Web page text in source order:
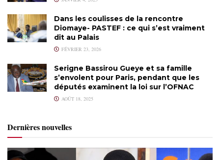
Dans les coulisses de la rencontre
Diomaye- PASTEF : ce qui s’est vraiment
dit au Palais
FÉVRIER 23, 2026
Serigne Bassirou Gueye et sa famille
s’envolent pour Paris, pendant que les
députés examinent la loi sur l’OFNAC
AOÛT 18, 2025
Dernières nouvelles